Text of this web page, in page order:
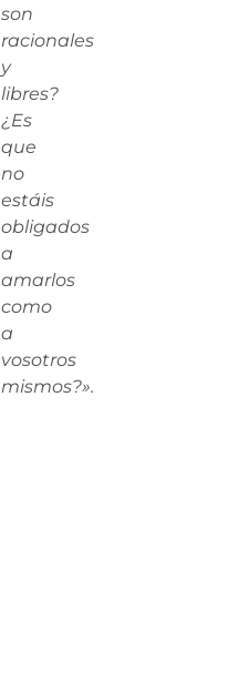
son
racionales
y
libres?
¿Es
que
no
estáis
obligados
a
amarlos
como
a
vosotros
mismos?».